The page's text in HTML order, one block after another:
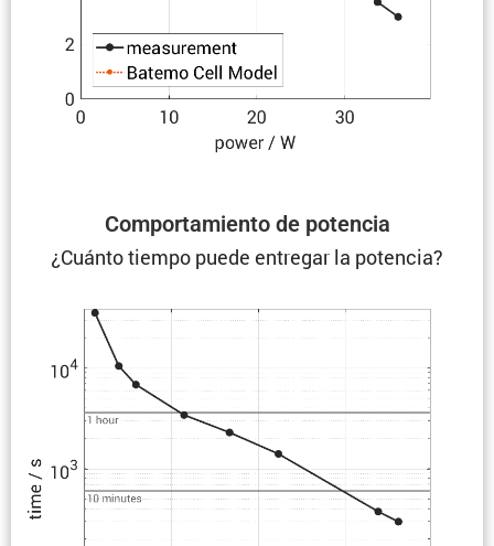
Compor­ta­miento de potencia
¿Cuánto tiempo puede entregar la potencia?